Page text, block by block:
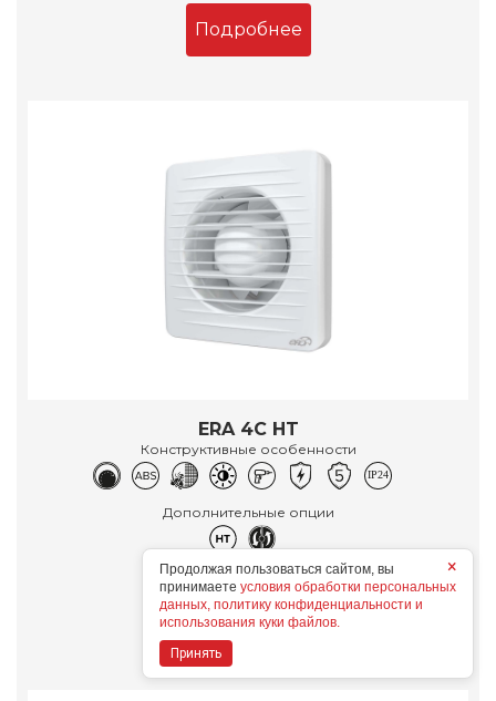
Подробнее
ERA 4C HT
Конструктивные особенности
Дополнительные опции
Подробнее
×
Продолжая пользоваться сайтом, вы
принимаете условия обработки персональных
данных, политику конфиденциальности и
использования куки файлов.
Принять